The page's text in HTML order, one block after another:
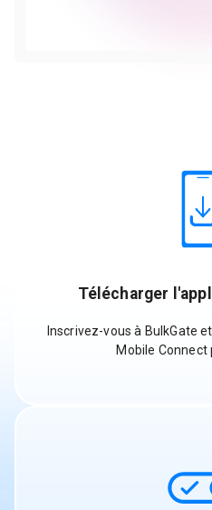
Télécharger
Inscrivez-vous à BulkGate
Mobile Connect